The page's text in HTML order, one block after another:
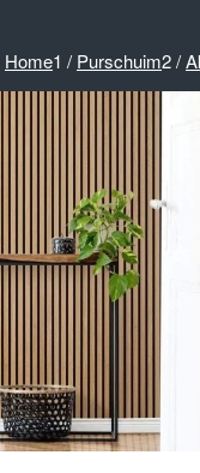
Home1 / Purschuim2/